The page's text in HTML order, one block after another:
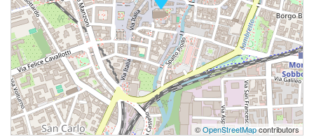
©OpenStreetMapcontributors